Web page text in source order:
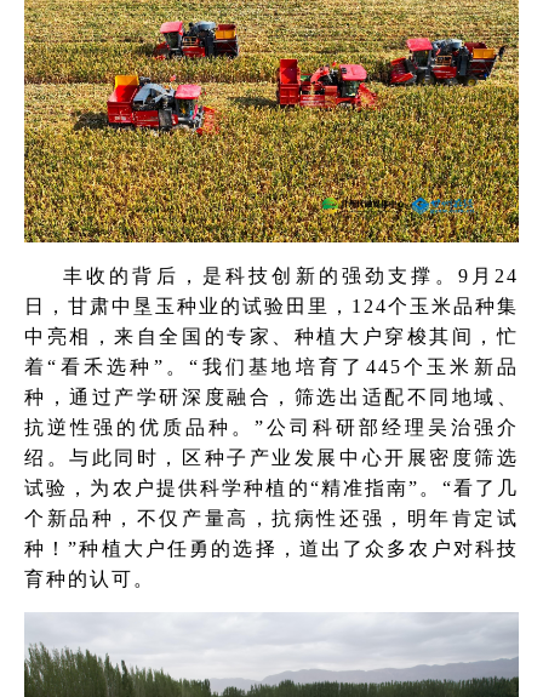
丰收的背后，是科技创新的强劲支撑。9月24
日，甘肃中垦玉种业的试验田里，124个玉米品种集
中亮相，来自全国的专家、种植大户穿梭其间，忙
着“看禾选种”。“我们基地培育了445个玉米新品
种，通过产学研深度融合，筛选出适配不同地域、
抗逆性强的优质品种。”公司科研部经理吴治强介
绍。与此同时，区种子产业发展中心开展密度筛选
试验，为农户提供科学种植的“精准指南”。“看了几
个新品种，不仅产量高，抗病性还强，明年肯定试
种！”种植大户任勇的选择，道出了众多农户对科技
育种的认可。